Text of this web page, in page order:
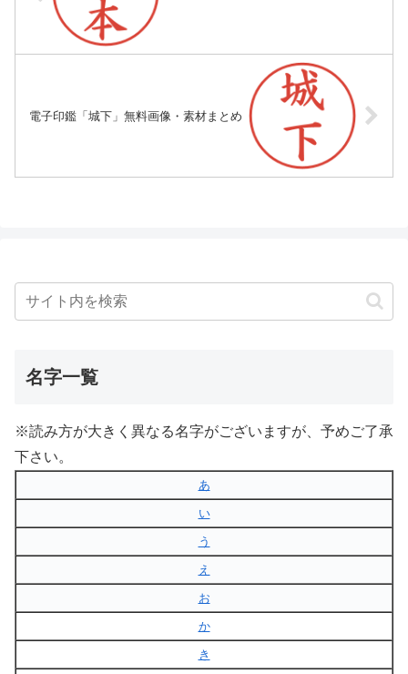
電子印鑑「城下」無料画像・素材まとめ
名字一覧
※読み方が大きく異なる名字がございますが、予めご了承
下さい。
あ
い
う
え
お
か
き